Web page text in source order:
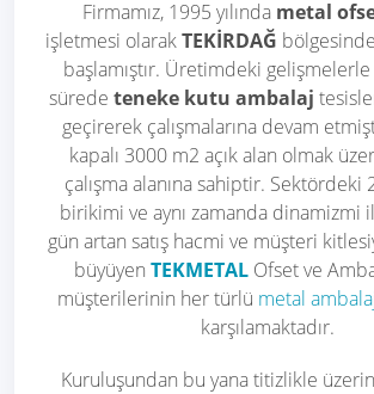
Firmamız, 1995 yılında metal
işletmesi olarakTEKİRDAĞ
başlamıştır. Üretimdeki
sürede teneke kutu ambalaj
geçirerek çalışmalarına devam
kapalı 3000 m2 açık alan olmak
çalışma alanına sahiptir. Sektördeki
birikimi ve aynı zamanda dinamizmi
gün artan satış hacmi ve müşteri
büyüyen TEKMETALOfset ve
müşterilerinin her türlü metal
karşılamaktadır.
Kuruluşundan bu yana titizlikle